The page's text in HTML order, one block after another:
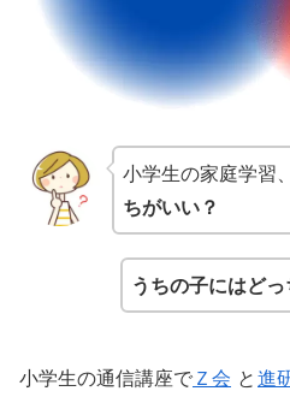
小学生の家庭学習、
ちがいい？
うちの子にはどっ
小学生の通信講座でＺ会 と進